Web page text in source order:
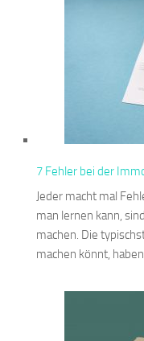
7 Fehler bei der
Jeder macht mal
man lernen kann,
machen. Die
machen könnt,